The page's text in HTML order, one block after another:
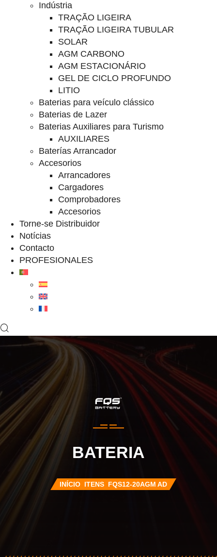
Indústria
TRAÇÃO LIGEIRA
TRAÇÃO LIGEIRA TUBULAR
SOLAR
AGM CARBONO
AGM ESTACIONÁRIO
GEL DE CICLO PROFUNDO
LITIO
Baterias para veículo clássico
Baterias de Lazer
Baterias Auxiliares para Turismo
AUXILIARES
Baterías Arrancador
Accesorios
Arrancadores
Cargadores
Comprobadores
Accesorios
Torne-se Distribuidor
Notícias
Contacto
PROFESIONALES
BATERIA
INÍCIO ITENS FQS12-20AGM AD